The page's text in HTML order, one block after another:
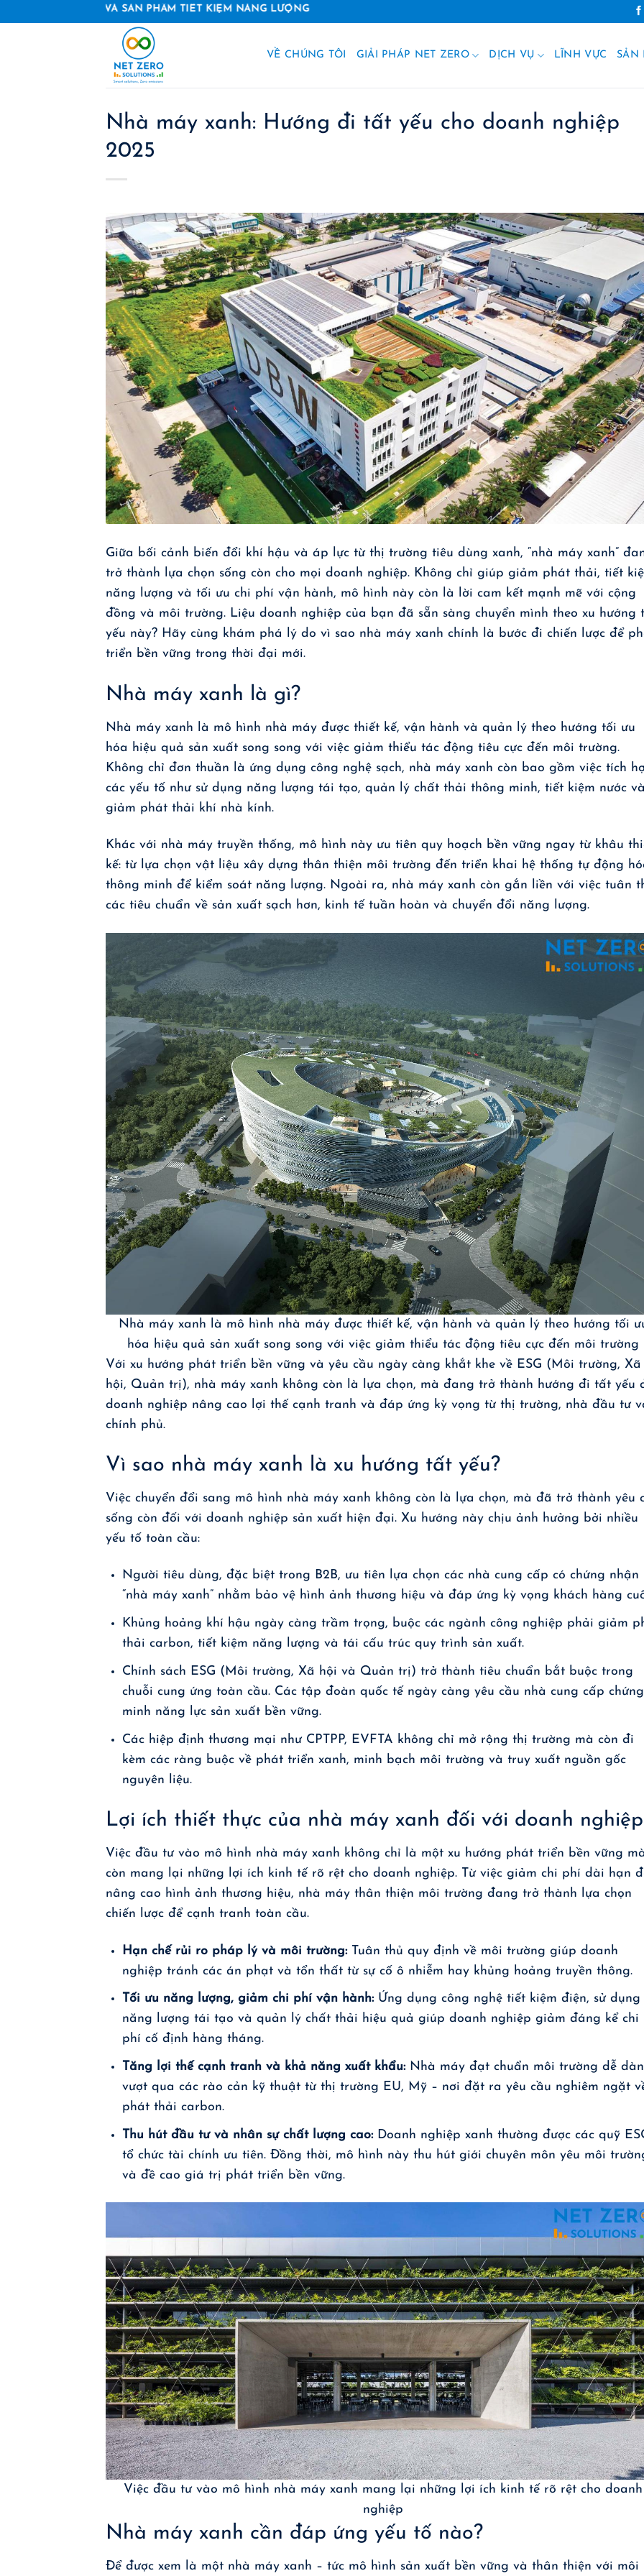
PHÁP VÀ SẢN PHẨM TIẾT KIỆM NĂNG LƯỢNG
VỀ CHÚNG TÔI GIẢI PHÁP NET ZERO DỊCH VỤ LĨNH VỰC SẢN
Nhà máy xanh: Hướng đi tất yếu cho doanh nghiệp
2025
Giữa bối cảnh biến đổi khí hậu và áp lực từ thị trường tiêu dùng xanh, “nhà máy xanh”
trở thành lựa chọn sống còn cho mọi doanh nghiệp. Không chỉ giúp giảm phát thải, tiết
năng lượng và tối ưu chi phí vận hành, mô hình này còn là lời cam kết mạnh mẽ với cộng
đồng và môi trường. Liệu doanh nghiệp của bạn đã sẵn sàng chuyển mình theo xu hướng
yếu này? Hãy cùng khám phá lý do vì sao nhà máy xanh chính là bước đi chiến lược để
triển bền vững trong thời đại mới.
Nhà máy xanh là gì?
Nhà máy xanh là mô hình nhà máy được thiết kế, vận hành và quản lý theo hướng tối ưu
hóa hiệu quả sản xuất song song với việc giảm thiểu tác động tiêu cực đến môi trường.
Không chỉ đơn thuần là ứng dụng công nghệ sạch, nhà máy xanh còn bao gồm việc tích
các yếu tố như sử dụng năng lượng tái tạo, quản lý chất thải thông minh, tiết kiệm nước và
giảm phát thải khí nhà kính.
Khác với nhà máy truyền thống, mô hình này ưu tiên quy hoạch bền vững ngay từ khâu
kế: từ lựa chọn vật liệu xây dựng thân thiện môi trường đến triển khai hệ thống tự động
thông minh để kiểm soát năng lượng. Ngoài ra, nhà máy xanh còn gắn liền với việc tuân
các tiêu chuẩn về sản xuất sạch hơn, kinh tế tuần hoàn và chuyển đổi năng lượng.
Nhà máy xanh là mô hình nhà máy được thiết kế, vận hành và quản lý theo hướng tối
hóa hiệu quả sản xuất song song với việc giảm thiểu tác động tiêu cực đến môi trường
Với xu hướng phát triển bền vững và yêu cầu ngày càng khắt khe về ESG (Môi trường, Xã
hội, Quản trị), nhà máy xanh không còn là lựa chọn, mà đang trở thành hướng đi tất yếu
doanh nghiệp nâng cao lợi thế cạnh tranh và đáp ứng kỳ vọng từ thị trường, nhà đầu tư
chính phủ.
Vì sao nhà máy xanh là xu hướng tất yếu?
Việc chuyển đổi sang mô hình nhà máy xanh không còn là lựa chọn, mà đã trở thành yêu
sống còn đối với doanh nghiệp sản xuất hiện đại. Xu hướng này chịu ảnh hưởng bởi nhiều
yếu tố toàn cầu:
Người tiêu dùng, đặc biệt trong B2B, ưu tiên lựa chọn các nhà cung cấp có chứng nhận
“nhà máy xanh” nhằm bảo vệ hình ảnh thương hiệu và đáp ứng kỳ vọng khách hàng
Khủng hoảng khí hậu ngày càng trầm trọng, buộc các ngành công nghiệp phải giảm
thải carbon, tiết kiệm năng lượng và tái cấu trúc quy trình sản xuất.
Chính sách ESG (Môi trường, Xã hội và Quản trị) trở thành tiêu chuẩn bắt buộc trong
chuỗi cung ứng toàn cầu. Các tập đoàn quốc tế ngày càng yêu cầu nhà cung cấp chứng
minh năng lực sản xuất bền vững.
Các hiệp định thương mại như CPTPP, EVFTA không chỉ mở rộng thị trường mà còn đi
kèm các ràng buộc về phát triển xanh, minh bạch môi trường và truy xuất nguồn gốc
nguyên liệu.
Lợi ích thiết thực của nhà máy xanh đối với doanh nghiệp
Việc đầu tư vào mô hình nhà máy xanh không chỉ là một xu hướng phát triển bền vững mà
còn mang lại những lợi ích kinh tế rõ rệt cho doanh nghiệp. Từ việc giảm chi phí dài hạn
nâng cao hình ảnh thương hiệu, nhà máy thân thiện môi trường đang trở thành lựa chọn
chiến lược để cạnh tranh toàn cầu.
Hạn chế rủi ro pháp lý và môi trường:
Tuân thủ quy định về môi trường giúp doanh
nghiệp tránh các án phạt và tổn thất từ sự cố ô nhiễm hay khủng hoảng truyền thông.
Tối ưu năng lượng, giảm chi phí vận hành: Ứng dụng công nghệ tiết kiệm điện, sử dụng
năng lượng tái tạo và quản lý chất thải hiệu quả giúp doanh nghiệp giảm đáng kể chi
phí cố định hàng tháng.
Tăng lợi thế cạnh tranh và khả năng xuất khẩu: Nhà máy đạt chuẩn môi trường dễ
vượt qua các rào cản kỹ thuật từ thị trường EU, Mỹ – nơi đặt ra yêu cầu nghiêm ngặt
phát thải carbon.
Thu hút đầu tư và nhân sự chất lượng cao: Doanh nghiệp xanh thường được các quỹ
tổ chức tài chính ưu tiên. Đồng thời, mô hình này thu hút giới chuyên môn yêu môi
và đề cao giá trị phát triển bền vững.
Việc đầu tư vào mô hình nhà máy xanh mang lại những lợi ích kinh tế rõ rệt cho doanh
nghiệp
Nhà máy xanh cần đáp ứng yếu tố nào?
Để được xem là một nhà máy xanh – tức mô hình sản xuất bền vững và thân thiện với môi